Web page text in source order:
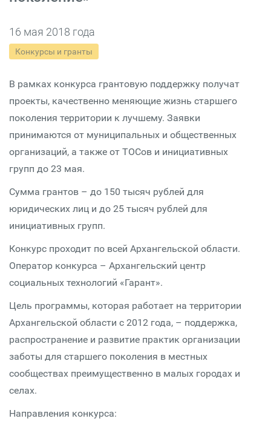
16 мая 2018 года
Конкурсы и гранты
В рамках конкурса грантовую поддержку получат
проекты, качественно меняющие жизнь старшего
поколения территории к лучшему. Заявки
принимаются от муниципальных и общественных
организаций, а также от ТОСов и инициативных
групп до 23 мая.
Сумма грантов – до 150 тысяч рублей для
юридических лиц и до 25 тысяч рублей для
инициативных групп.
Конкурс проходит по всей Архангельской области.
Оператор конкурса – Архангельский центр
социальных технологий «Гарант».
Цель программы, которая работает на территории
Архангельской области с 2012 года, – поддержка,
распространение и развитие практик организации
заботы для старшего поколения в местных
сообществах преимущественно в малых городах и
селах.
Направления конкурса: